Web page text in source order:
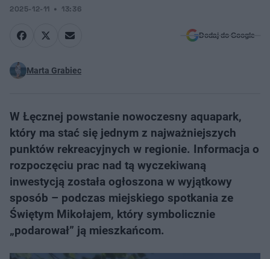
2025-12-11 13:36
Dodaj do Google
Marta Grabiec
W Łęcznej powstanie nowoczesny aquapark,
który ma stać się jednym z najważniejszych
punktów rekreacyjnych w regionie. Informacja o
rozpoczęciu prac nad tą wyczekiwaną
inwestycją została ogłoszona w wyjątkowy
sposób – podczas miejskiego spotkania ze
Świętym Mikołajem, który symbolicznie
„podarował” ją mieszkańcom.